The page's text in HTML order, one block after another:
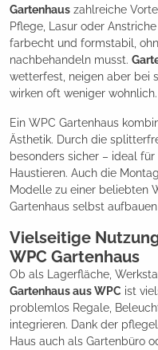
Gartenhaus zahlreiche
Pflege, Lasur oder
farbecht und formstabil,
nachbehandeln musst.
wetterfest, neigen aber bei
wirken oft weniger wohnlich.
Ein WPC Gartenhaus
Ästhetik. Durch die
besonders sicher – ideal
Haustieren. Auch die
Modelle zu einer beliebten
Gartenhaus selbst
Vielseitige
WPC Gartenhaus
Ob als Lagerfläche,
Gartenhaus aus WPC ist
problemlos Regale,
integrieren. Dank der
Haus auch als Gartenbüro